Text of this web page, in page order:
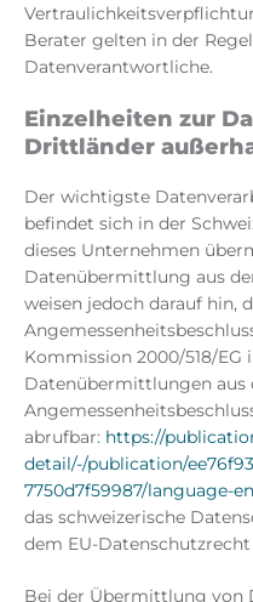
Berater gelten in der
Datenverantwortliche.
Einzelheiten zur
Drittländer
Der wichtigste
befindet sich in der
dieses Unternehmen
Datenübermittlung aus
weisen jedoch darauf hin,
Kommission 2000/518/EG
Datenübermittlungen aus
abrufbar: https://
detail/-/publication/
7750d7f59987/language-en
das schweizerische
dem EU-
Bei der Übermittlung von